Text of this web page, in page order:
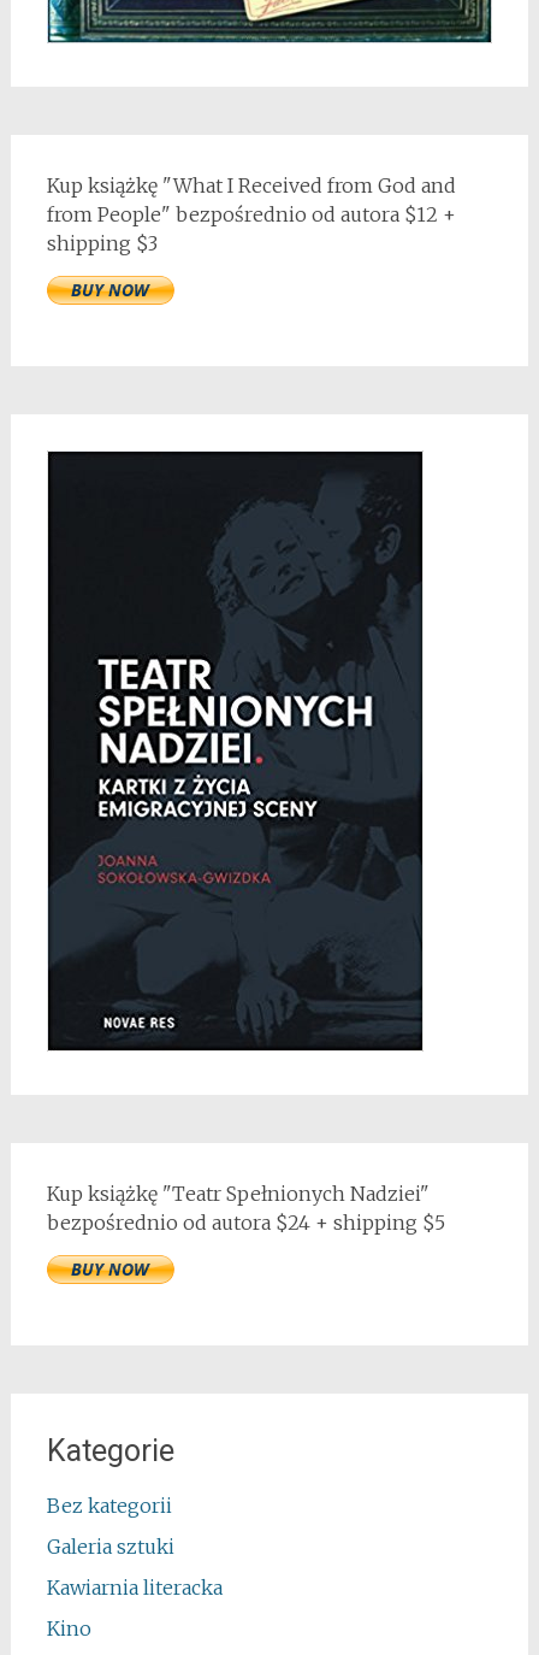
Kup książkę "What I Received from God and
from People" bezpośrednio od autora $12 +
shipping $3
Kup książkę "Teatr Spełnionych Nadziei"
bezpośrednio od autora $24 + shipping $5
Kategorie
Bez kategorii
Galeria sztuki
Kawiarnia literacka
Kino